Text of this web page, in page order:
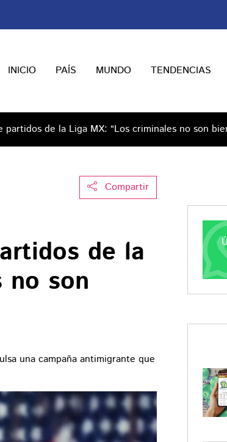
INICIO PAÍS MUNDO TENDENCIAS
de la Liga MX: “Los criminales no son
Compartir
de la
no son
una campaña antimigrante que